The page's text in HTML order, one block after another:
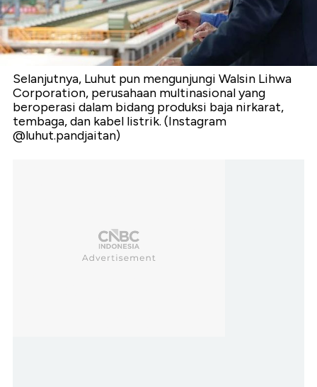
Selanjutnya, Luhut pun mengunjungi Walsin Lihwa
Corporation, perusahaan multinasional yang
beroperasi dalam bidang produksi baja nirkarat,
tembaga, dan kabel listrik. (Instagram
@luhut.pandjaitan)